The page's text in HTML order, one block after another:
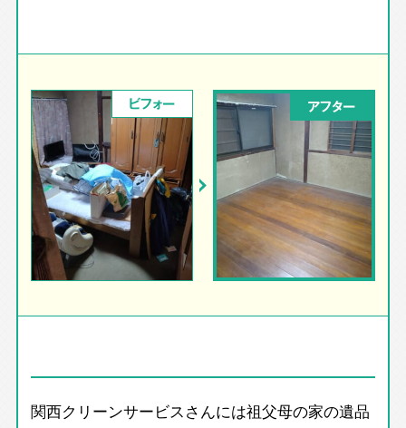
ビフォー アフター
関西クリーンサービスさんには祖父母の家の遺品